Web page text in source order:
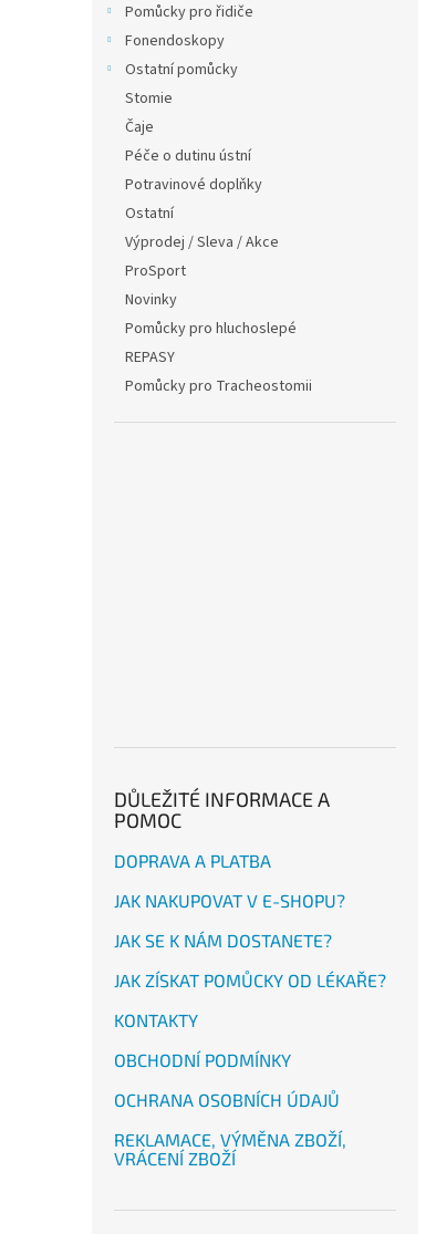
Pomůcky pro řidiče
Fonendoskopy
Ostatní pomůcky
Stomie
Čaje
Péče o dutinu ústní
Potravinové doplňky
Ostatní
Výprodej / Sleva / Akce
ProSport
Novinky
Pomůcky pro hluchoslepé
REPASY
Pomůcky pro Tracheostomii
DŮLEŽITÉ INFORMACE A
POMOC
DOPRAVA A PLATBA
JAK NAKUPOVAT V E-SHOPU?
JAK SE K NÁM DOSTANETE?
JAK ZÍSKAT POMŮCKY OD LÉKAŘE?
KONTAKTY
OBCHODNÍ PODMÍNKY
OCHRANA OSOBNÍCH ÚDAJŮ
REKLAMACE, VÝMĚNA ZBOŽÍ,
VRÁCENÍ ZBOŽÍ